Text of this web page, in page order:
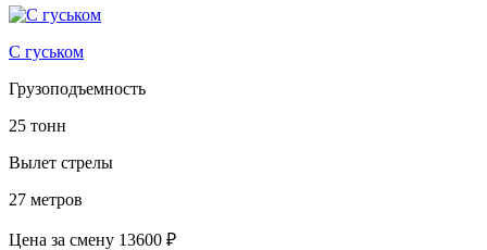
С гуськом
Грузоподъемность
25 тонн
Вылет стрелы
27 метров
Цена за смену 13600 ₽